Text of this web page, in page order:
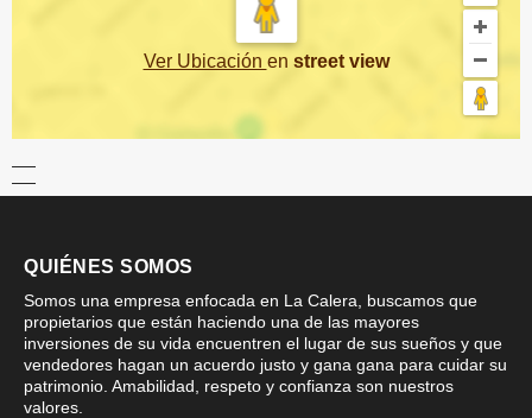
Ver Ubicación en street view
QUIÉNES SOMOS
Somos una empresa enfocada en La Calera, buscamos que
propietarios que están haciendo una de las mayores
inversiones de su vida encuentren el lugar de sus sueños y que
vendedores hagan un acuerdo justo y gana gana para cuidar su
patrimonio. Amabilidad, respeto y confianza son nuestros
valores.